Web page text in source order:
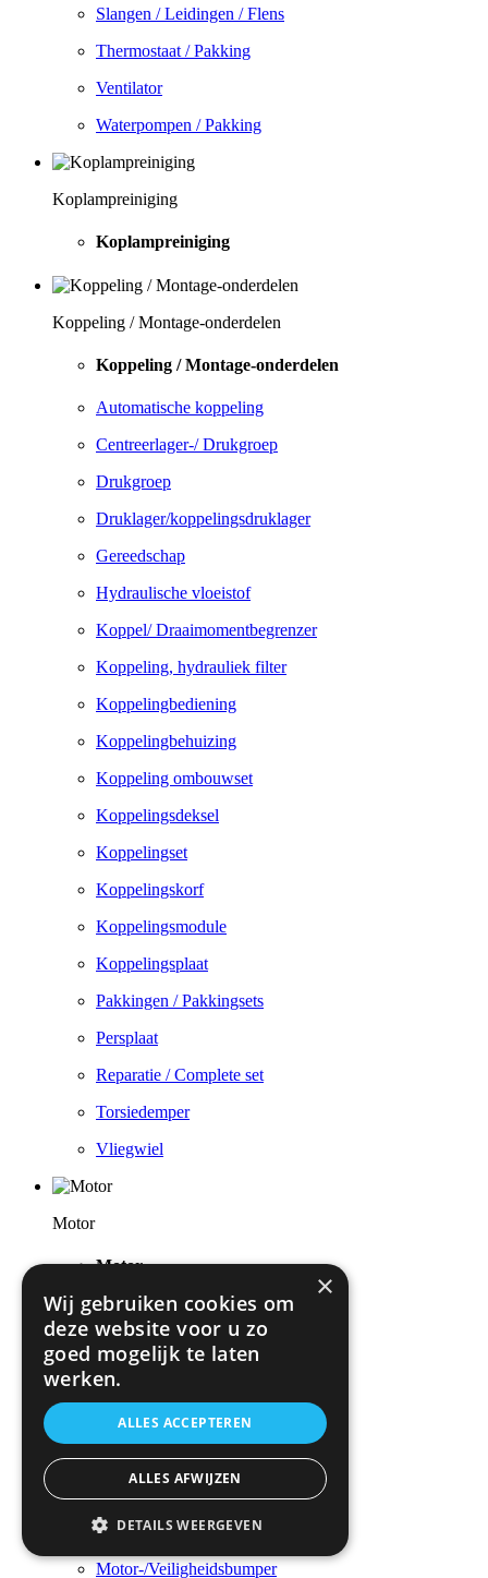
Slangen / Leidingen / Flens
Thermostaat / Pakking
Ventilator
Waterpompen / Pakking
Koplampreiniging
Koplampreiniging
Koppeling / Montage-onderdelen
Koppeling / Montage-onderdelen
Automatische koppeling
Centreerlager-/ Drukgroep
Drukgroep
Druklager/koppelingsdruklager
Gereedschap
Hydraulische vloeistof
Koppel/ Draaimomentbegrenzer
Koppeling, hydrauliek filter
Koppelingbediening
Koppelingbehuizing
Koppeling ombouwset
Koppelingsdeksel
Koppelingset
Koppelingskorf
Koppelingsmodule
Koppelingsplaat
Pakkingen / Pakkingsets
Persplaat
Reparatie / Complete set
Torsiedemper
Vliegwiel
Motor
Motor
Artikelzoeken via afbeelding
Cilinderkop / Opbouwdelen
Cilinders / Zuigers
Complete / Deelmotor
Gereedschap
Krukasmechanisme
Luchttoevoer
Motor-/Veiligheidsbumper
×
Wij gebruiken cookies om
deze website voor u zo
goed mogelijk te laten
werken.
ALLES ACCEPTEREN
ALLES AFWIJZEN
DETAILS WEERGEVEN